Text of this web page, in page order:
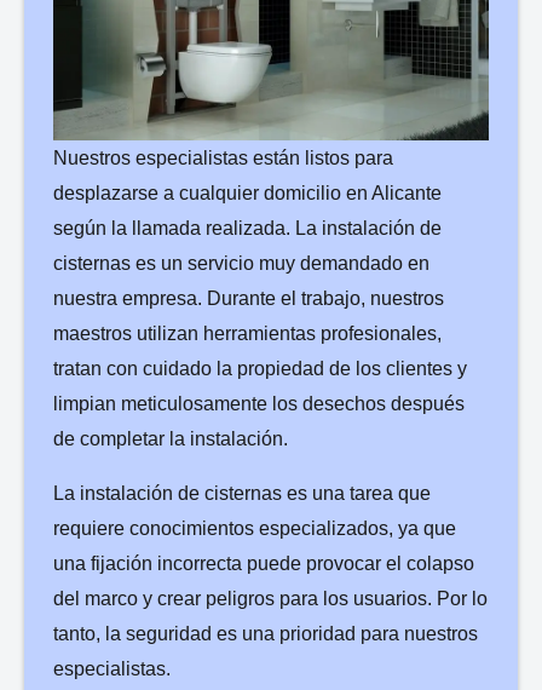
¿Qué servicios necesitas?
Nuestros especialistas están listos para
desplazarse a cualquier domicilio en Alicante
según la llamada realizada. La instalación de
cisternas es un servicio muy demandado en
nuestra empresa. Durante el trabajo, nuestros
maestros utilizan herramientas profesionales,
tratan con cuidado la propiedad de los clientes y
limpian meticulosamente los desechos después
de completar la instalación.
La instalación de cisternas es una tarea que
requiere conocimientos especializados, ya que
una fijación incorrecta puede provocar el colapso
del marco y crear peligros para los usuarios. Por lo
tanto, la seguridad es una prioridad para nuestros
especialistas.